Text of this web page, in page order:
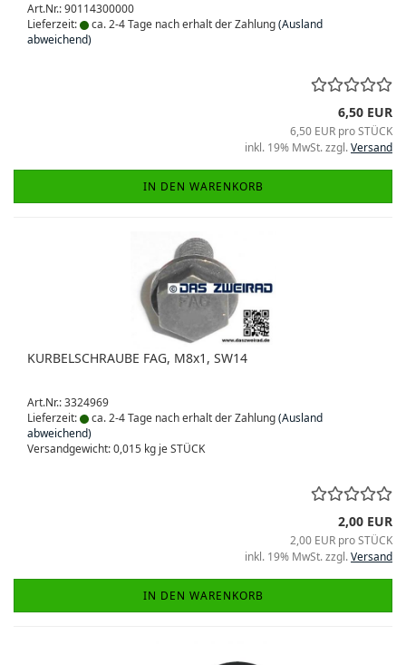
Art.Nr.: 90114300000
Lieferzeit:
ca. 2-4 Tage nach erhalt der Zahlung(Ausland
abweichend)
6,50 EUR
6,50 EUR pro STÜCK
inkl. 19% MwSt. zzgl.Versand
IN DEN WARENKORB
KURBELSCHRAUBE FAG, M8x1, SW14
Art.Nr.: 3324969
Lieferzeit:
ca. 2-4 Tage nach erhalt der Zahlung(Ausland
abweichend)
Versandgewicht:0,015 kg je STÜCK
2,00 EUR
2,00 EUR pro STÜCK
inkl. 19% MwSt. zzgl.Versand
IN DEN WARENKORB